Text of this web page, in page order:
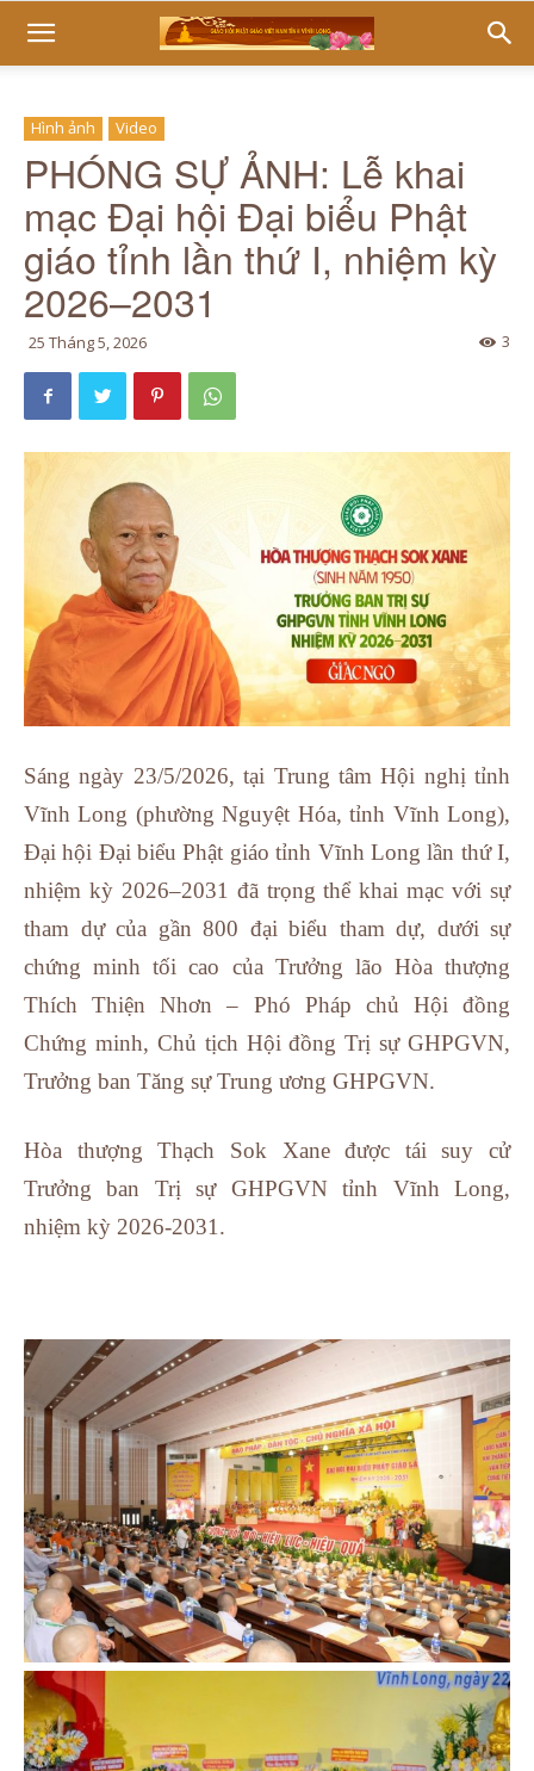
Hình ảnh Video
PHÓNG SỰ ẢNH: Lễ khai
mạc Đại hội Đại biểu Phật
giáo tỉnh lần thứ I, nhiệm kỳ
2026–2031
25 Tháng 5, 2026 3
Sáng ngày 23/5/2026, tại Trung tâm Hội nghị tỉnh
Vĩnh Long (phường Nguyệt Hóa, tỉnh Vĩnh Long),
Đại hội Đại biểu Phật giáo tỉnh Vĩnh Long lần thứ I,
nhiệm kỳ 2026–2031 đã trọng thể khai mạc với sự
tham dự của gần 800 đại biểu tham dự, dưới sự
chứng minh tối cao của Trưởng lão Hòa thượng
Thích Thiện Nhơn – Phó Pháp chủ Hội đồng
Chứng minh, Chủ tịch Hội đồng Trị sự GHPGVN,
Trưởng ban Tăng sự Trung ương GHPGVN.
Hòa thượng Thạch Sok Xane được tái suy cử
Trưởng ban Trị sự GHPGVN tỉnh Vĩnh Long,
nhiệm kỳ 2026-2031.